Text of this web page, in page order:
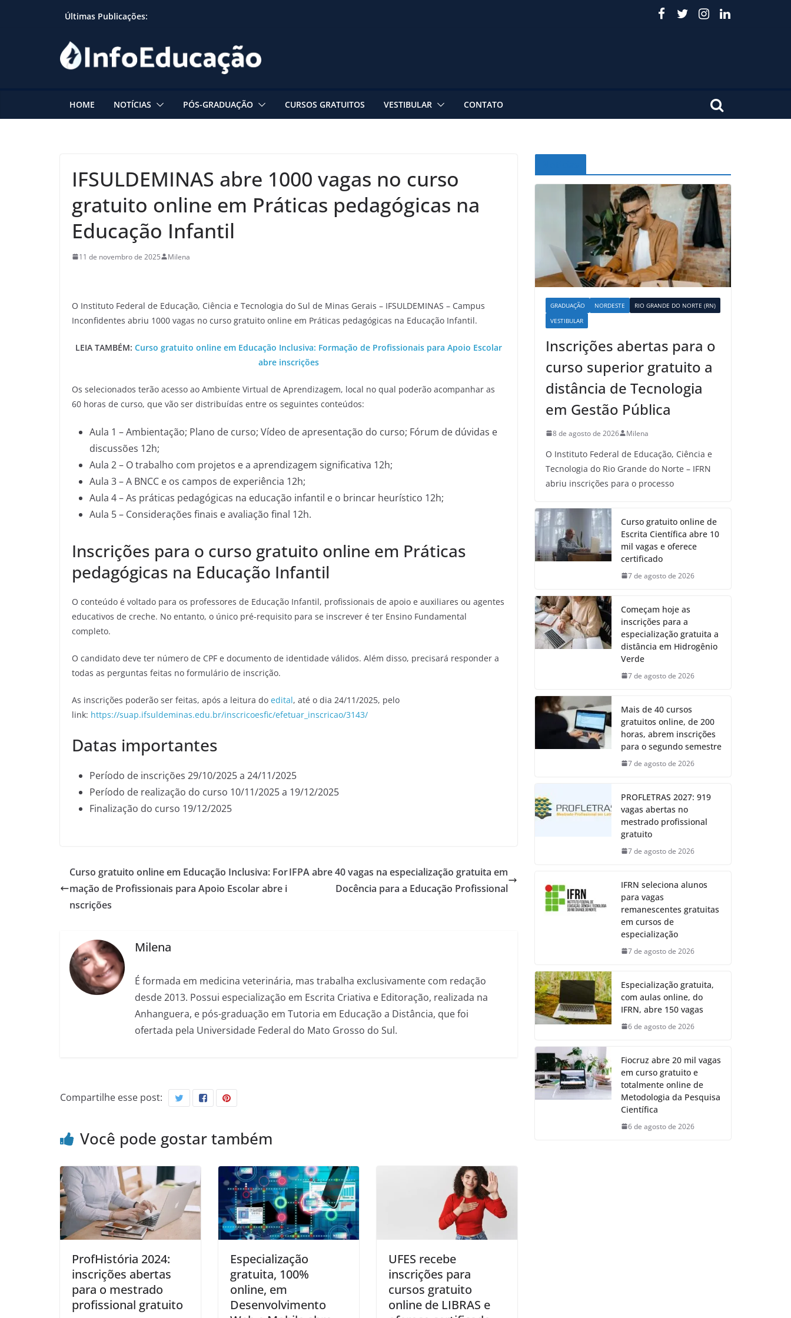
Últimas Publicações:
HOME NOTÍCIAS PÓS-GRADUAÇÃO CURSOS GRATUITOS VESTIBULAR CONTATO
IFSULDEMINAS abre 1000 vagas no curso
gratuito online em Práticas pedagógicas na
Educação Infantil
11 de novembro de 2025 Milena
O Instituto Federal de Educação, Ciência e Tecnologia do Sul de Minas Gerais – IFSULDEMINAS – Campus
Inconfidentes abriu 1000 vagas no curso gratuito online em Práticas pedagógicas na Educação Infantil.
LEIA TAMBÉM: Curso gratuito online em Educação Inclusiva: Formação de Profissionais para Apoio Escolar
abre inscrições
Os selecionados terão acesso ao Ambiente Virtual de Aprendizagem, local no qual poderão acompanhar as
60 horas de curso, que vão ser distribuídas entre os seguintes conteúdos:
Aula 1 – Ambientação; Plano de curso; Vídeo de apresentação do curso; Fórum de dúvidas e
discussões 12h;
Aula 2 – O trabalho com projetos e a aprendizagem significativa 12h;
Aula 3 – A BNCC e os campos de experiência 12h;
Aula 4 – As práticas pedagógicas na educação infantil e o brincar heurístico 12h;
Aula 5 – Considerações finais e avaliação final 12h.
Inscrições para o curso gratuito online em Práticas
pedagógicas na Educação Infantil
O conteúdo é voltado para os professores de Educação Infantil, profissionais de apoio e auxiliares ou agentes
educativos de creche. No entanto, o único pré-requisito para se inscrever é ter Ensino Fundamental
completo.
O candidato deve ter número de CPF e documento de identidade válidos. Além disso, precisará responder a
todas as perguntas feitas no formulário de inscrição.
As inscrições poderão ser feitas, após a leitura do edital, até o dia 24/11/2025, pelo
link: https://suap.ifsuldeminas.edu.br/inscricoesfic/efetuar_inscricao/3143/
Datas importantes
Período de inscrições 29/10/2025 a 24/11/2025
Período de realização do curso 10/11/2025 a 19/12/2025
Finalização do curso 19/12/2025
Curso gratuito online em Educação Inclusiva: For
mação de Profissionais para Apoio Escolar abre i
nscrições
IFPA abre 40 vagas na especialização gratuita em
Docência para a Educação Profissional
Milena
É formada em medicina veterinária, mas trabalha exclusivamente com redação
desde 2013. Possui especialização em Escrita Criativa e Editoração, realizada na
Anhanguera, e pós-graduação em Tutoria em Educação a Distância, que foi
ofertada pela Universidade Federal do Mato Grosso do Sul.
Compartilhe esse post:
Você pode gostar também
ProfHistória 2024:
inscrições abertas
para o mestrado
profissional gratuito
Especialização
gratuita, 100%
online, em
Desenvolvimento
UFES recebe
inscrições para
cursos gratuito
online de LIBRAS e
GRADUAÇÃO NORDESTE
RIO GRANDE DO NORTE (RN)
VESTIBULAR
Inscrições abertas para o
curso superior gratuito a
distância de Tecnologia
em Gestão Pública
8 de agosto de 2026 Milena
O Instituto Federal de Educação, Ciência e
Tecnologia do Rio Grande do Norte – IFRN
abriu inscrições para o processo
Curso gratuito online de
Escrita Científica abre 10
mil vagas e oferece
certificado
7 de agosto de 2026
Começam hoje as
inscrições para a
especialização gratuita a
distância em Hidrogênio
Verde
7 de agosto de 2026
Mais de 40 cursos
gratuitos online, de 200
horas, abrem inscrições
para o segundo semestre
7 de agosto de 2026
PROFLETRAS 2027: 919
vagas abertas no
mestrado profissional
gratuito
7 de agosto de 2026
IFRN seleciona alunos
para vagas
remanescentes gratuitas
em cursos de
especialização
7 de agosto de 2026
Especialização gratuita,
com aulas online, do
IFRN, abre 150 vagas
6 de agosto de 2026
Fiocruz abre 20 mil vagas
em curso gratuito e
totalmente online de
Metodologia da Pesquisa
Científica
6 de agosto de 2026